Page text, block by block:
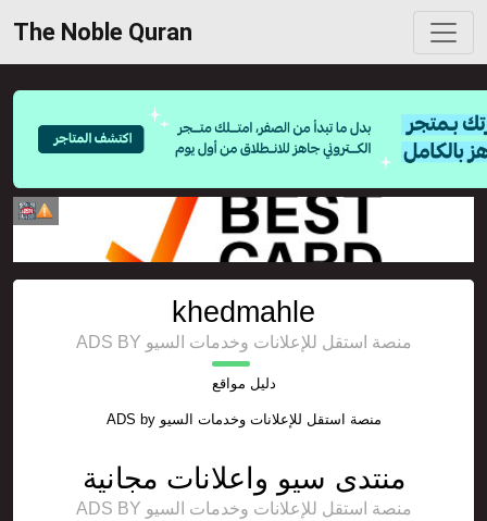
The Noble Quran
khedmahle
ADS BY منصة استقل للإعلانات وخدمات السيو
دليل مواقع
ADS by منصة استقل للإعلانات وخدمات السيو
منتدى سيو واعلانات مجانية
ADS BY منصة استقل للإعلانات وخدمات السيو